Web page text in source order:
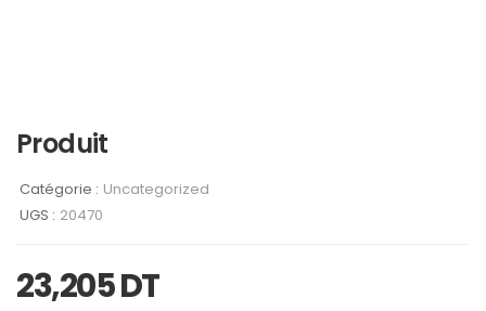
Produit
Catégorie : Uncategorized
UGS : 20470
23,205DT